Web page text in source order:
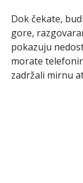
Dok čekate,
gore,
pokazuju
morate
zadržali mirnu